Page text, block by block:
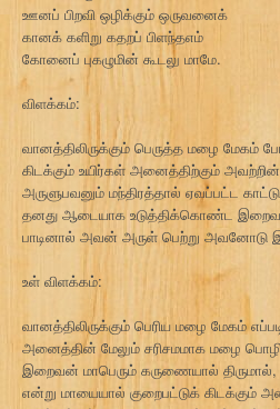
ஊனப் பிறவி ஒழிக்கும் ஒருவனைக்
கானக் களிறு கதறப் பிளந்தஎம்
கோனைப் புகழுமின் கூடலு மாமே.
விளக்கம்:
வானத்திலிருக்கும் பெருத்த மழை மேகம்
கிடக்கும் உயிர்கள் அனைத்திற்கும்
அருளுபவனும் மந்திரத்தால் ஏவப்பட்ட
தனது ஆடையாக உடுத்திக்கொண்ட
பாடினால் அவன் அருள் பெற்று அவனோடு
உள் விளக்கம்:
வானத்திலிருக்கும் பெரிய மழை மேகம்
அனைத்தின் மேலும் சரிசமமாக மழை
இறைவன் மாபெரும் கருணையால்
என்று மாயையால் குறைபட்டுக் கிடக்கும்